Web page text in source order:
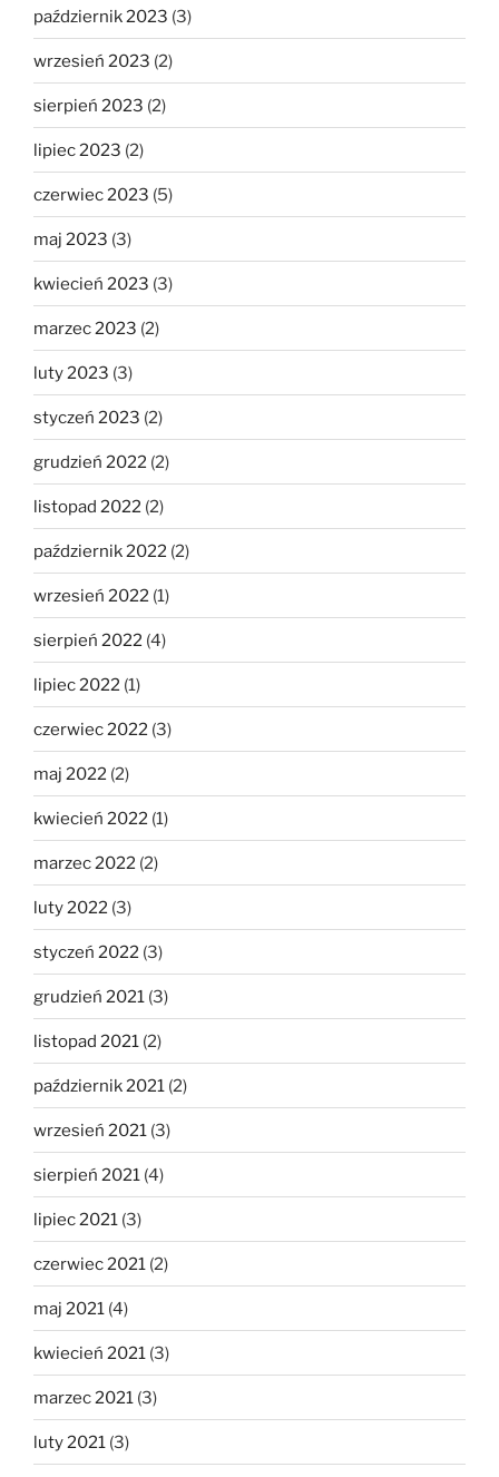
październik 2023 (3)
wrzesień 2023 (2)
sierpień 2023 (2)
lipiec 2023 (2)
czerwiec 2023 (5)
maj 2023 (3)
kwiecień 2023 (3)
marzec 2023 (2)
luty 2023 (3)
styczeń 2023 (2)
grudzień 2022 (2)
listopad 2022 (2)
październik 2022 (2)
wrzesień 2022 (1)
sierpień 2022 (4)
lipiec 2022 (1)
czerwiec 2022 (3)
maj 2022 (2)
kwiecień 2022 (1)
marzec 2022 (2)
luty 2022 (3)
styczeń 2022 (3)
grudzień 2021 (3)
listopad 2021 (2)
październik 2021 (2)
wrzesień 2021 (3)
sierpień 2021 (4)
lipiec 2021 (3)
czerwiec 2021 (2)
maj 2021 (4)
kwiecień 2021 (3)
marzec 2021 (3)
luty 2021 (3)